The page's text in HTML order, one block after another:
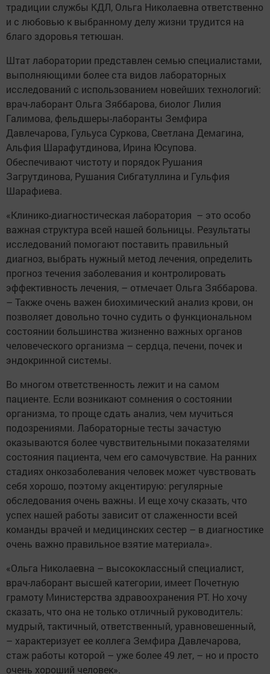
традиции службы КДЛ, Ольга Николаевна ответственно
и с любовью к выбранному делу жизни трудится на
благо здоровья тетюшан.
Штат лаборатории представлен семью специалистами,
выполняющими более ста видов лабораторных
исследований с использованием новейших технологий:
врач-лаборант Ольга Зяббарова, биолог Лилия
Галимова, фельдшеры-лаборанты Земфира
Давлечарова, Гульуса Суркова, Светлана Демагина,
Альфия Шарафутдинова, Ирина Юсупова.
Обеспечивают чистоту и порядок Рушания
Загрутдинова, Рушания Сибгатуллина и Гульфия
Шарафиева.
«Клинико-диагностическая лаборатория – это особо
важная структура всей нашей больницы. Результаты
исследований помогают поставить правильный
диагноз, выбрать нужный метод лечения, определить
прог­ноз течения заболевания и конт­ролировать
эффективность лечения, – отмечает Ольга Зяб­барова.
– Также очень важен биохимический анализ крови, он
позволяет довольно точно судить о функциональном
состоянии большинства жизненно важных органов
человеческого организма – сердца, печени, почек и
эндокринной системы.
Во многом ответственность лежит и на самом
пациенте. Если возникают сомнения о состоянии
организма, то проще сдать анализ, чем мучиться
подозрениями. Лабораторные тесты зачастую
оказываются более чувствительными показателями
состояния пациента, чем его самочувствие. На ранних
стадиях онкозаболевания человек может чувствовать
себя хорошо, поэтому акцентирую: регулярные
обследования очень важны. И еще хочу сказать, что
успех нашей работы зависит от слаженности всей
команды врачей и медицинских сестер – в диагностике
очень важно правильное взятие материала».
«Ольга Николаевна – высококлассный специалист,
врач-лаборант высшей категории, имеет Почетную
грамоту Министерства здравоохранения РТ. Но хочу
сказать, что она не только отличный руководитель:
мудрый, тактичный, ответственный, уравновешенный,
– характеризует ее коллега Земфира Давлечарова,
стаж работы которой – уже более 49 лет, – но и просто
очень хороший человек».